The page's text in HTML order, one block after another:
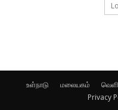
உள்நாடு மலையகம்
Privacy